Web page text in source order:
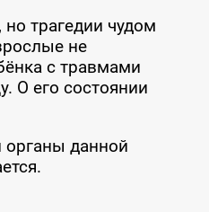
трагедии чудом
не
с травмами
О его состоянии
органы данной